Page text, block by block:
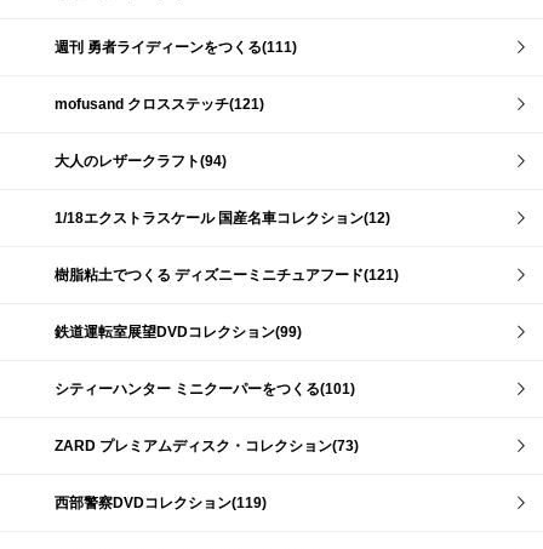
週刊 勇者ライディーンをつくる(111)
mofusand クロスステッチ(121)
大人のレザークラフト(94)
1/18エクストラスケール 国産名車コレクション(12)
樹脂粘土でつくる ディズニーミニチュアフード(121)
鉄道運転室展望DVDコレクション(99)
シティーハンター ミニクーパーをつくる(101)
ZARD プレミアムディスク・コレクション(73)
西部警察DVDコレクション(119)